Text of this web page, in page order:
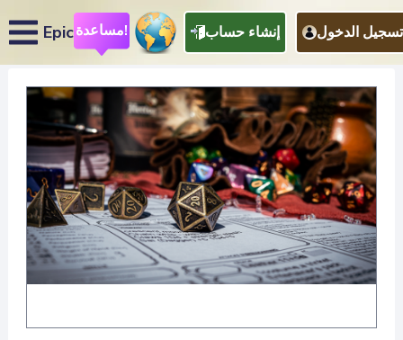
Epic مساعدة! إنشاء حساب تسجيل الدخول